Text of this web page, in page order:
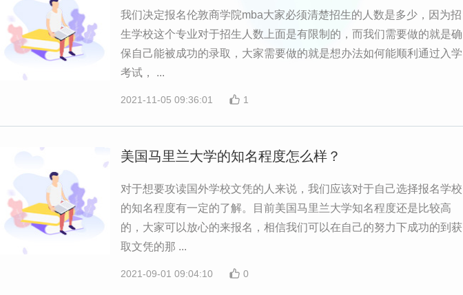
我们决定报名伦敦商学院mba大家必须清楚招生的人数是多少，因为招
生学校这个专业对于招生人数上面是有限制的，而我们需要做的就是确
保自己能被成功的录取，大家需要做的就是想办法如何能顺利通过入学
考试， ...
2021-11-05 09:36:01 1
美国马里兰大学的知名程度怎么样？
对于想要攻读国外学校文凭的人来说，我们应该对于自己选择报名学校
的知名程度有一定的了解。目前美国马里兰大学知名程度还是比较高
的，大家可以放心的来报名，相信我们可以在自己的努力下成功的到获
取文凭的那 ...
2021-09-01 09:04:10 0